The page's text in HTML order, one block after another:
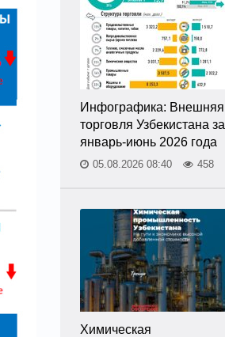
Инфографика: Внешняя
торговля Узбекистана за
январь-июнь 2026 года
05.08.2026 08:40 458
Химическая